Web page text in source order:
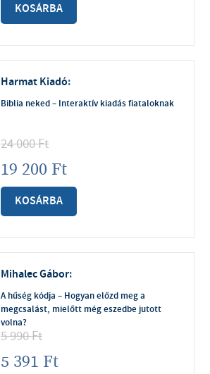
KOSÁRBA
Harmat Kiadó:
Biblia neked – Interaktív kiadás fiataloknak
24 000Ft
19 200 Ft
KOSÁRBA
Mihalec Gábor:
A hűség kódja – Hogyan előzd meg a
megcsalást, mielőtt még eszedbe jutott
volna?
5 990Ft
5 391 Ft